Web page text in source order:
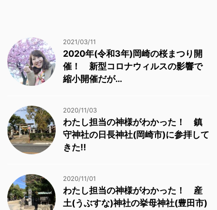
2021/03/11
2020年(令和3年)岡崎の桜まつり開
催！ 新型コロナウィルスの影響で
縮小開催だが…
2020/11/03
わたし担当の神様がわかった！ 鎮
守神社の日長神社(岡崎市)に参拝して
きた!!
2020/11/01
わたし担当の神様がわかった！ 産
土(うぶすな)神社の挙母神社(豊田市)